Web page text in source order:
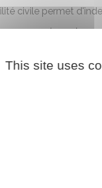
civile permet
des autres
assuré, qu'il
touché par
renversé par le
biens endommagés,
par le véhicule.
famille vivant
This site uses